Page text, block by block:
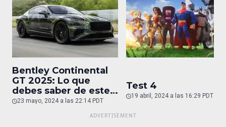
Bentley Continental
GT 2025: Lo que
debes saber de este
auto de superlujo
23 mayo, 2024 a las 22:14 PDT
Test 4
19 abril, 2024 a las 16:29 PDT